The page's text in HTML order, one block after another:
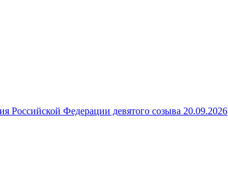
Российской Федерации девятого созыва 20.09.2026